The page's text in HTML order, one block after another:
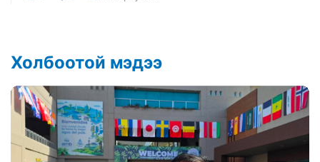
Холбоотой мэдээ